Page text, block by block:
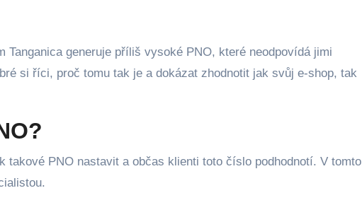
si říci, proč tomu tak je a dokázat zhodnotit jak svůj e-shop, tak
takové PNO nastavit a občas klienti toto číslo podhodnotí. V tomto